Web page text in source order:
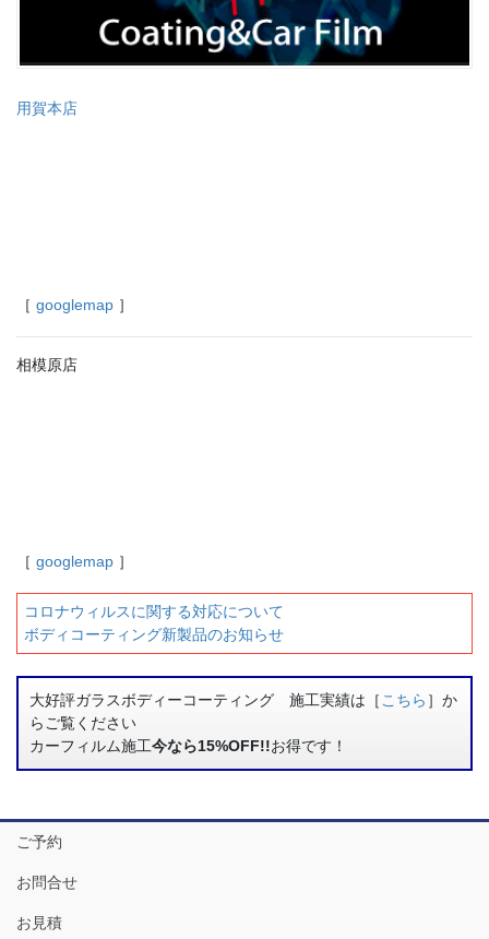
用賀本店
［ googlemap ］
相模原店
［ googlemap ］
コロナウィルスに関する対応について
ボディコーティング新製品のお知らせ
大好評ガラスボディーコーティング 施工実績は［ こちら ］か
らご覧ください
カーフィルム施工今なら15%OFF!!お得です！
ご予約
お問合せ
お見積